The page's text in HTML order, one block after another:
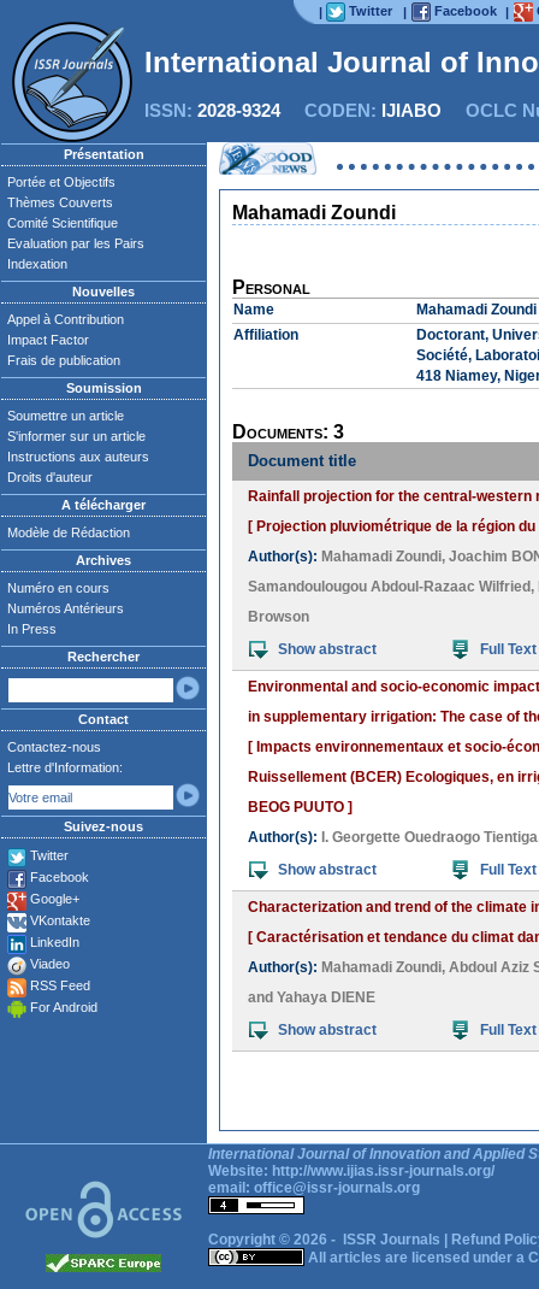
| Twitter | Facebook |
International Journal of
ISSN: 2028-9324CODEN: IJIABO OCLC
Présentation
Portée et Objectifs
Thèmes Couverts
Comité Scientifique
Evaluation par les Pairs
Indexation
Nouvelles
Appel à Contribution
Impact Factor
Frais de publication
Soumission
Soumettre un article
S'informer sur un article
Instructions aux auteurs
Droits d'auteur
A télécharger
Modèle de Rédaction
Archives
Numéro en cours
Numéros Antérieurs
In Press
Rechercher
Contact
Contactez-nous
Lettre d'Information:
Suivez-nous
Twitter
Facebook
Google+
VKontakte
LinkedIn
Viadeo
RSS Feed
For Android
Mahamadi Zoundi
Personal
Name
Mahamadi Zoundi
Affiliation
Doctorant,
Société,
418 Niamey,
Documents: 3
Document title
Rainfall projection for the central-western
[ Projection pluviométrique de la région
Author(s): Mahamadi Zoundi, Joachim
Samandoulougou Abdoul-Razaac Wilfried ,
Browson
Show abstract
Full Text
Environmental and socio-economic
in supplementary irrigation: The case of
[ Impacts environnementaux et socio-
Ruissellement (BCER) Ecologiques, en
BEOG PUUTO ]
Author(s): I. Georgette Ouedraogo Tientiga
Show abstract
Full Text
Characterization and trend of the climate
[ Caractérisation et tendance du climat
Author(s): Mahamadi Zoundi, Abdoul Aziz
and Yahaya DIENE
Show abstract
Full Text
International Journal of Innovation and Applied
Website: http://www.ijias.issr-journals.org/
email: office@issr-journals.org
Copyright © 2026 - ISSR Journals
Refund
All articles are licensed under a